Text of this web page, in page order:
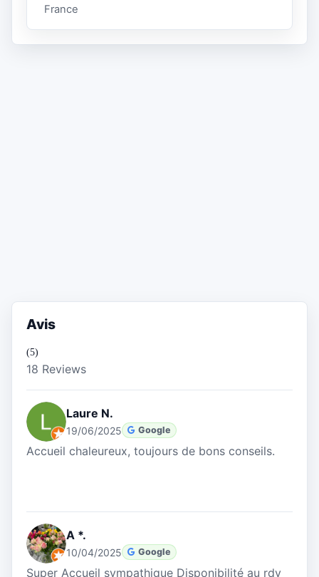
France
Avis
(5)
18 Reviews
Laure N.
19/06/2025 Google
Accueil chaleureux, toujours de bons conseils.
A *.
10/04/2025 Google
Super Accueil sympathique Disponibilité au rdv